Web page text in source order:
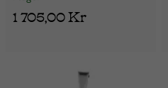
1 705,00 Kr